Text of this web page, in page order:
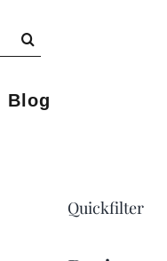
Blog
Quickfilter